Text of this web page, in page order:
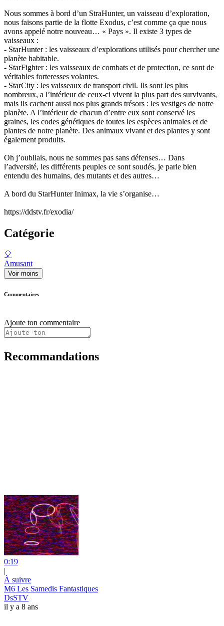
Nous sommes à bord d’un StraHunter, un vaisseau d’exploration,
nous faisons partie de la flotte Exodus, c’est comme ça que nous
avons appelé notre nouveau… « Pays ». Il existe 3 types de
vaisseaux :
- StarHunter : les vaisseaux d’explorations utilisés pour chercher une
planète habitable.
- StarFighter : les vaisseaux de combats et de protection, ce sont de
véritables forteresses volantes.
- StarCity : les vaisseaux de transport civil. Ils sont les plus
nombreux, a l’intérieur de ceux-ci vivent la plus part des survivants,
mais ils cachent aussi nos plus grands trésors : les vestiges de notre
planète. A l’intérieur de chacun d’entre eux sont conservé les
graines, les codes génétiques de toutes les espèces animales et de
plantes de notre planète. Des animaux vivant et des plantes y sont
également produits.
Oh j’oubliais, nous ne sommes pas sans défenses… Dans
l’adversité, les différents peuples ce sont soudés, je parle bien
entendu des humains, des mutants et des autres…
A bord du StarHunter Inimax, la vie s’organise…
https://ddstv.fr/exodia/
Catégorie
🎈
Amusant
Voir moins
Commentaires
Ajoute ton commentaire
Recommandations
0:19
|
À suivre
M6 Les Samedis Fantastiques
DsSTV
il y a 8 ans